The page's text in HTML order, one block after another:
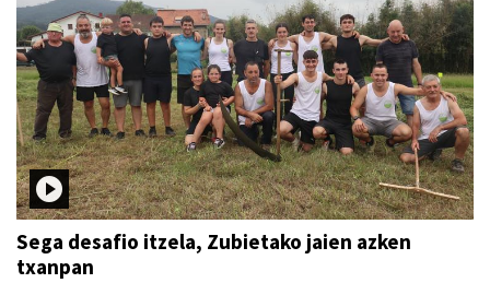
Sega desafio itzela, Zubietako jaien azken
txanpan